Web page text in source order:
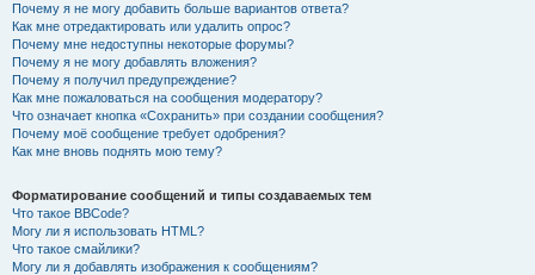
Почему я не могу добавить больше вариантов ответа?
Как мне отредактировать или удалить опрос?
Почему мне недоступны некоторые форумы?
Почему я не могу добавлять вложения?
Почему я получил предупреждение?
Как мне пожаловаться на сообщения модератору?
Что означает кнопка «Сохранить» при создании сообщения?
Почему моё сообщение требует одобрения?
Как мне вновь поднять мою тему?
Форматирование сообщений и типы создаваемых тем
Что такое BBCode?
Могу ли я использовать HTML?
Что такое смайлики?
Могу ли я добавлять изображения к сообщениям?